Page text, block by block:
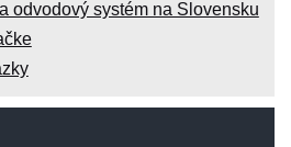
odvodový systém na Slovensku